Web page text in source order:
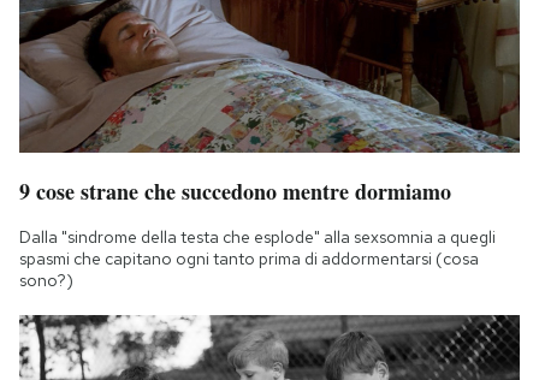
9 cose strane che succedono mentre dormiamo
Dalla "sindrome della testa che esplode" alla sexsomnia a quegli
spasmi che capitano ogni tanto prima di addormentarsi (cosa
sono?)